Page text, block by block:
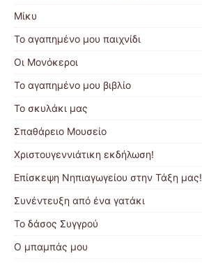
Μίκυ
Το αγαπημένο μου παιχνίδι
Οι Μονόκεροι
Το αγαπημένο μου βιβλίο
Το σκυλάκι μας
Σπαθάρειο Μουσείο
Χριστουγεννιάτικη εκδήλωση!
Επίσκεψη Νηπιαγωγείου στην Τάξη μας!
Συνέντευξη από ένα γατάκι
Το δάσος Συγγρού
Ο μπαμπάς μου